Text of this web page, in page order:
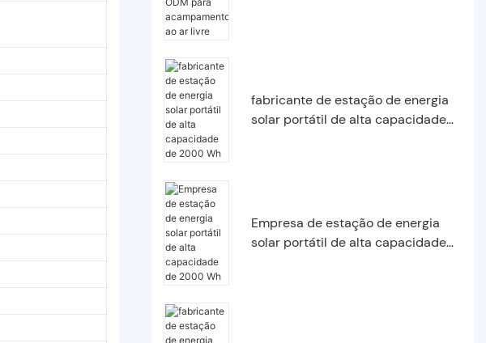
fabricante de estação de energia
solar portátil de alta capacidade
Empresa de estação de energia
solar portátil de alta capacidade